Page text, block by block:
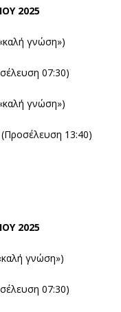
2025
γνώση»)
07:30)
γνώση»)
13:40)
2025
γνώση»)
07:30)